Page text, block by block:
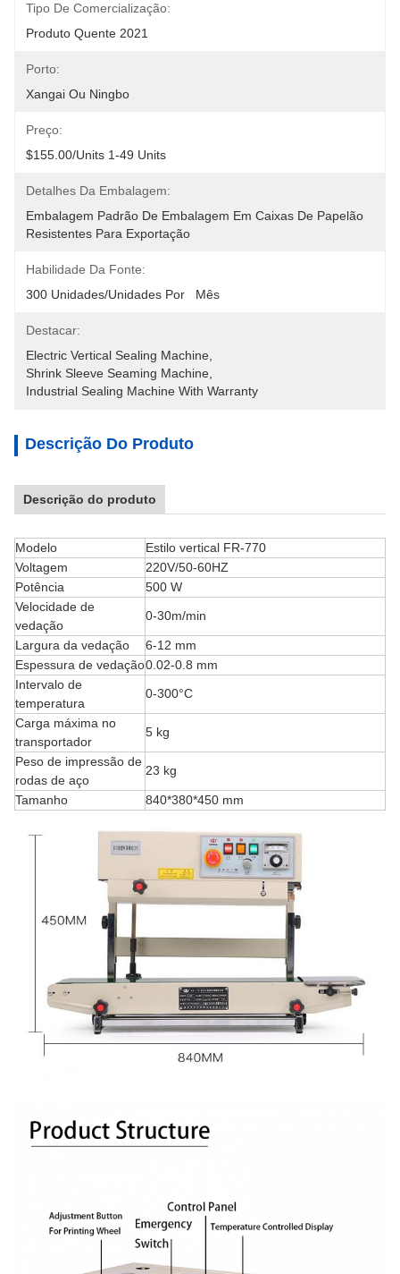
Tipo De Comercialização:
Produto Quente 2021
Porto:
Xangai Ou Ningbo
Preço:
$155.00/units 1-49 Units
Detalhes Da Embalagem:
Embalagem Padrão De Embalagem Em Caixas De Papelão
Resistentes Para Exportação
Habilidade Da Fonte:
300 Unidades/unidades Por   Mês
Destacar:
Electric Vertical Sealing Machine
Shrink Sleeve Seaming Machine
Industrial Sealing Machine With Warranty
Descrição Do Produto
Descrição do produto
Modelo
Estilo vertical FR-770
Voltagem
220V/50-60HZ
Potência
500 W
Velocidade de
vedação
0-30m/min
Largura da vedação
6-12 mm
Espessura de vedação0.02-0.8 mm
Intervalo de
temperatura
0-300°C
Carga máxima no
transportador
5 kg
Peso de impressão de
rodas de aço
23 kg
Tamanho 840*380*450 mm